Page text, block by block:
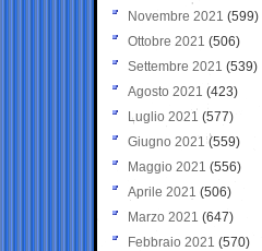
Novembre 2021 (599)
Ottobre 2021 (506)
Settembre 2021 (539)
Agosto 2021 (423)
Luglio 2021 (577)
Giugno 2021(559)
Maggio 2021 (556)
Aprile 2021 (506)
Marzo 2021 (647)
Febbraio 2021 (570)